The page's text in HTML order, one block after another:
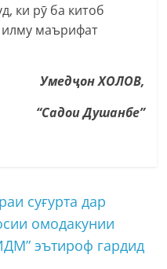
ки рӯ ба китоб
илму маърифат
Умедҷон ХОЛОВ,
“Садои Душанбе”
суғурта дар
омодакунии
эътироф гардид